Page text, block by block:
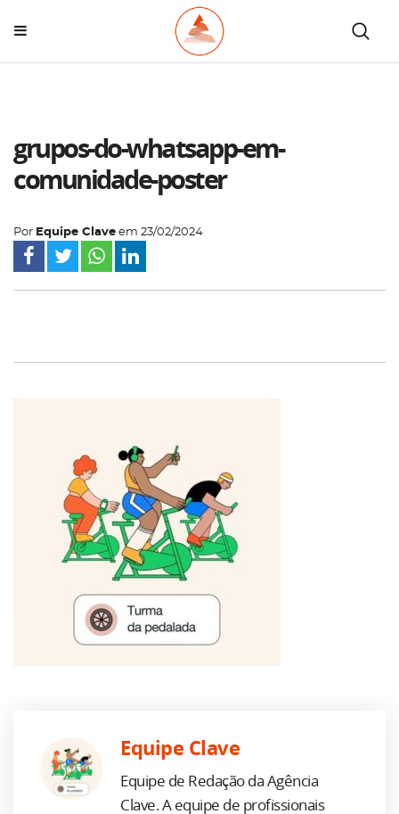
grupos-do-whatsapp-em-
comunidade-poster
Por Equipe Clave em 23/02/2024
Equipe Clave
Equipe de Redação da Agência
Clave. A equipe de profissionais